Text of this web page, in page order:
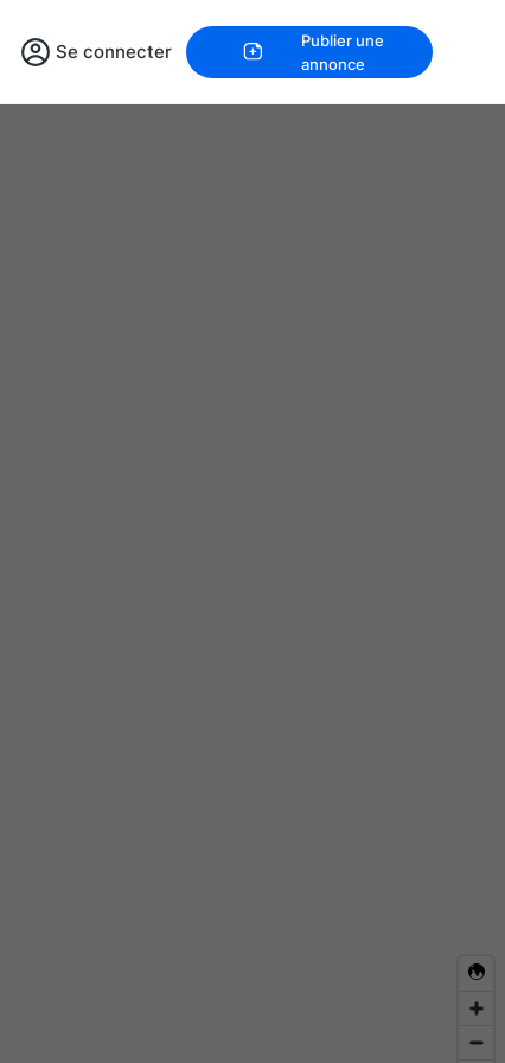
Se connecter
Publier une
annonce